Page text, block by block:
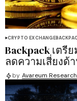
CRYPTO EXCHANGE
Backpack เตรี
ลดความเสี่ยงด้
by Avareum Research